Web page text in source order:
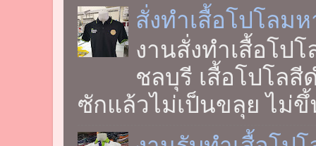
สั่งทำเสื้อโปโลม
งานสั่งทำเสื้อโป
ชลบุรี เสื้อโปโลสี
ซักแล้วไม่เป็นขลุย ไม่